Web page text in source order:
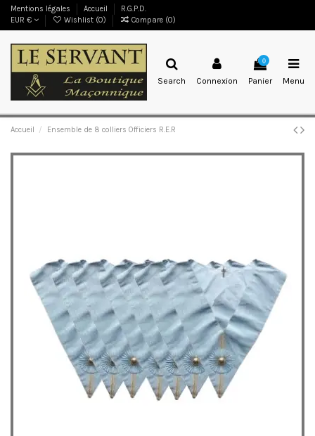
Mentions légales Accueil
R.G.P.D.
EUR €
Wishlist (0) Compare (0)
Search Connexion
0
Panier Menu
Accueil Ensemble de 8 colliers Officiers R.E.R